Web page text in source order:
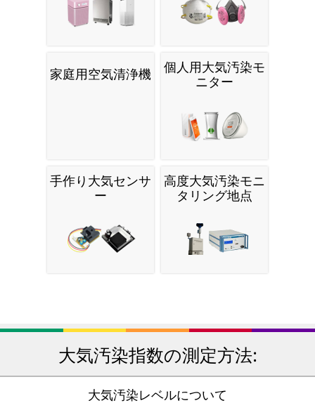
家庭用空気清浄機
個人用大気汚染モ
ニター
手作り大気センサ
ー
高度大気汚染モニ
タリング地点
大気汚染指数の測定方法:
大気汚染レベルについて